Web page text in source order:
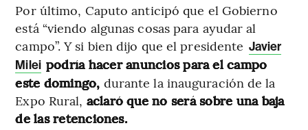
Por último, Caputo anticipó que el Gobierno
está “viendo algunas cosas para ayudar al
campo”. Y si bien dijo que el presidente Javier
Milei podría hacer anuncios para el campo
este domingo, durante la inauguración de la
Expo Rural, aclaró que no será sobre una baja
de las retenciones.